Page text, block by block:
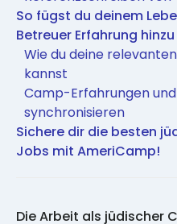
So fügst du deinem
Betreuer Erfahrung hinzu
Wie du deine
kannst
Camp-Erfahrungen
synchronisieren
Sichere dir die besten
Jobs mit AmeriCamp!
Die Arbeit als jüdischer